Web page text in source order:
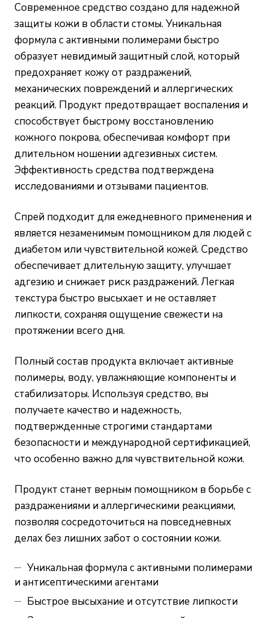
Современное средство создано для надежной
защиты кожи в области стомы. Уникальная
формула с активными полимерами быстро
образует невидимый защитный слой, который
предохраняет кожу от раздражений,
механических повреждений и аллергических
реакций. Продукт предотвращает воспаления и
способствует быстрому восстановлению
кожного покрова, обеспечивая комфорт при
длительном ношении адгезивных систем.
Эффективность средства подтверждена
исследованиями и отзывами пациентов.
Спрей подходит для ежедневного применения и
является незаменимым помощником для людей с
диабетом или чувствительной кожей. Средство
обеспечивает длительную защиту, улучшает
адгезию и снижает риск раздражений. Легкая
текстура быстро высыхает и не оставляет
липкости, сохраняя ощущение свежести на
протяжении всего дня.
Полный состав продукта включает активные
полимеры, воду, увлажняющие компоненты и
стабилизаторы. Используя средство, вы
получаете качество и надежность,
подтвержденные строгими стандартами
безопасности и международной сертификацией,
что особенно важно для чувствительной кожи.
Продукт станет верным помощником в борьбе с
раздражениями и аллергическими реакциями,
позволяя сосредоточиться на повседневных
делах без лишних забот о состоянии кожи.
Уникальная формула с активными полимерами
и антисептическими агентами
Быстрое высыхание и отсутствие липкости